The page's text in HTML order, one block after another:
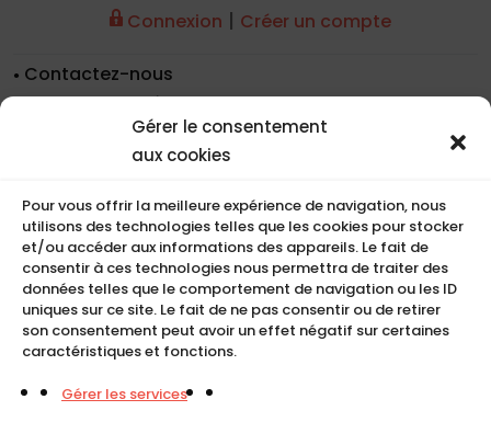
Gérer le consentement
aux cookies
Pour vous offrir la meilleure expérience de navigation, nous
utilisons des technologies telles que les cookies pour stocker
et/ou accéder aux informations des appareils. Le fait de
consentir à ces technologies nous permettra de traiter des
données telles que le comportement de navigation ou les ID
uniques sur ce site. Le fait de ne pas consentir ou de retirer
son consentement peut avoir un effet négatif sur certaines
caractéristiques et fonctions.
Gérer les services
Connexion | Créer un compte
Contactez-nous
Nos coordonnées
Nos références
Recrutement
CGU
Mentions légales
Politique de cookies (UE)
COMPACT
5, Rue Ambroise Croizat